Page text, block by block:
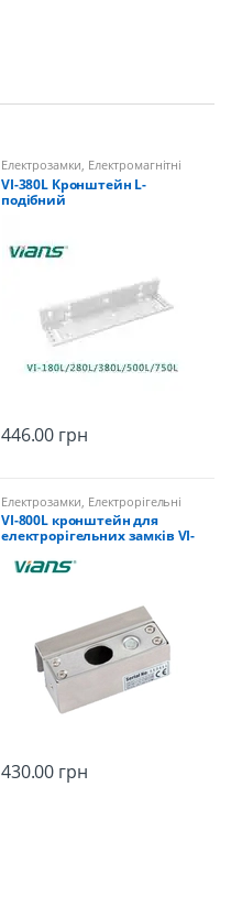
Електрозамки Електромагнітні
замки
VI-380L Кронштейн L-
подібний
446.00 грн
Електрозамки Електрорігельні
замки
VI-800L кронштейн для
електрорігельних замків VI-
430.00 грн